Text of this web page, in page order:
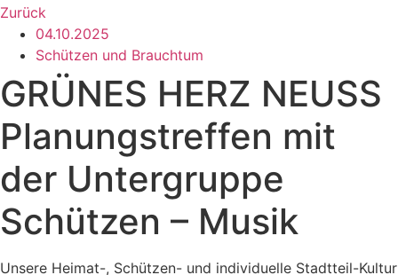
Zurück
04.10.2025
Schützen und Brauchtum
GRÜNES HERZ NEUSS
Planungstreffen mit
der Untergruppe
Schützen – Musik
Unsere Heimat-, Schützen- und individuelle Stadtteil-Kultur